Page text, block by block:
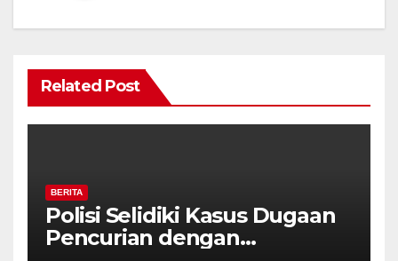
Related Post
BERITA
Polisi Selidiki Kasus Dugaan
Pencurian dengan